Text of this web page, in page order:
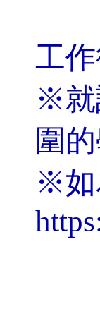
工
※就
圍
※如